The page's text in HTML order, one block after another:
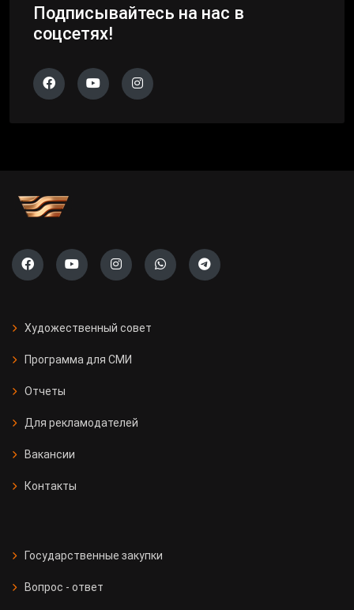
Подписывайтесь на нас в
соцсетях!
Художественный совет
Программа для СМИ
Отчеты
Для рекламодателей
Вакансии
Контакты
Государственные закупки
Вопрос - ответ